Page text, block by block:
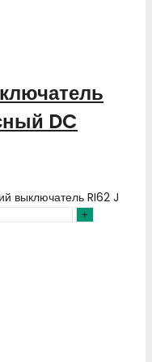
DC
выключатель RI62 J